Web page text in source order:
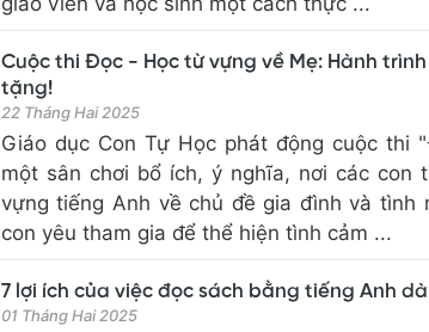
Cuộc thi Đọc - Học từ vựng về Mẹ: Hành
tặng!
22 Tháng Hai 2025
Giáo dục Con Tự Học phát động cuộc
một sân chơi bổ ích, ý nghĩa, nơi các con
vựng tiếng Anh về chủ đề gia đình và tình
con yêu tham gia để thể hiện tình cảm ...
7 lợi ích của việc đọc sách bằng tiếng Anh
01 Tháng Hai 2025